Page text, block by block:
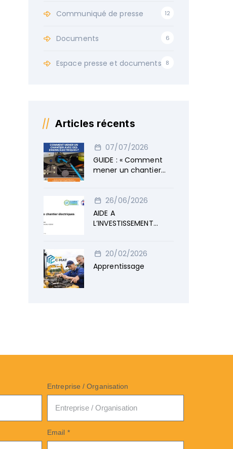
Communiqué de presse 12
Documents 6
Espace presse et documents 8
Articles récents
07/07/2026
GUIDE : « Comment
mener un chantier
26/06/2026
AIDE A
L’INVESTISSEMENT
20/02/2026
Apprentissage
Entreprise / Organisation
Email *